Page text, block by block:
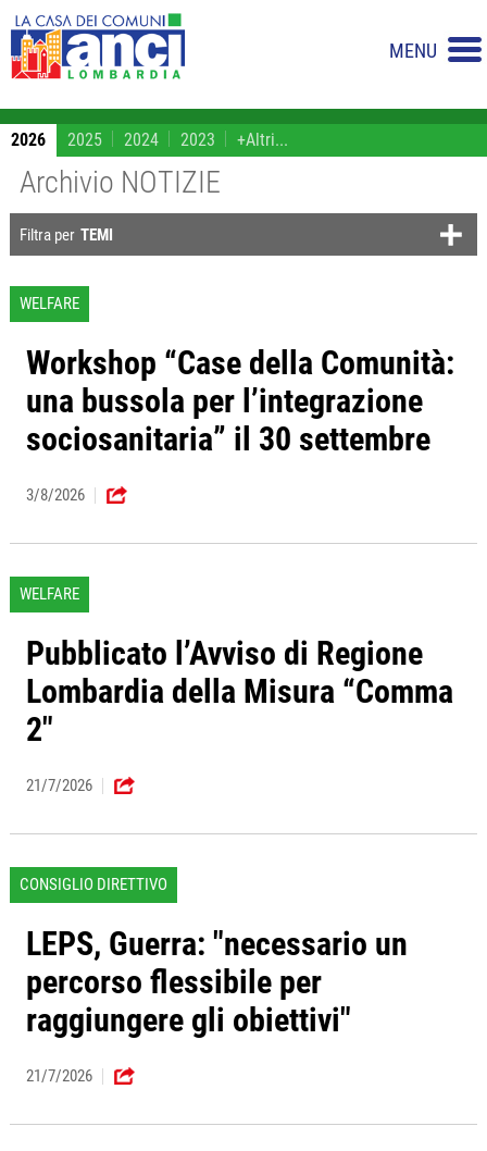
MENU
2026 2025 2024 2023 +Altri...
Archivio NOTIZIE
Filtra per TEMI
WELFARE
Workshop “Case della Comunità:
una bussola per l’integrazione
sociosanitaria” il 30 settembre
3/8/2026
WELFARE
Pubblicato l’Avviso di Regione
Lombardia della Misura “Comma
2"
21/7/2026
CONSIGLIO DIRETTIVO
LEPS, Guerra: "necessario un
percorso flessibile per
raggiungere gli obiettivi"
21/7/2026